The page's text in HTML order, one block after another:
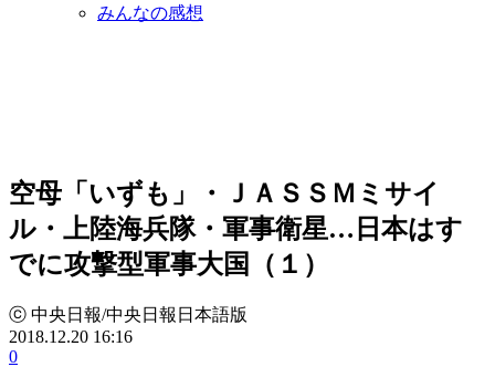
みんなの感想
空母「いずも」・ＪＡＳＳＭミサイ
ル・上陸海兵隊・軍事衛星…日本はす
でに攻撃型軍事大国（１）
ⓒ 中央日報/中央日報日本語版
2018.12.20 16:16
0